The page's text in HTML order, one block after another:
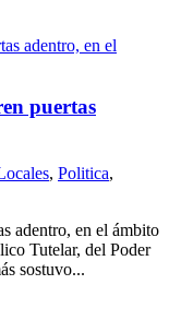
puertas
, Politica,
adentro, en el ámbito
Tutelar, del Poder
sostuvo...